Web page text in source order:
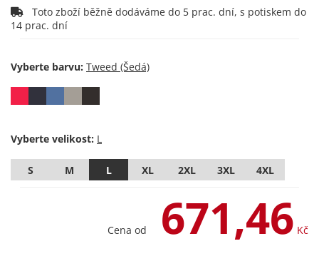
14 prac. dní
Vyberte barvu:
Vyberte velikost:
S M L XL 2XL 3XL 4XL
Cena od 671,46 Kč